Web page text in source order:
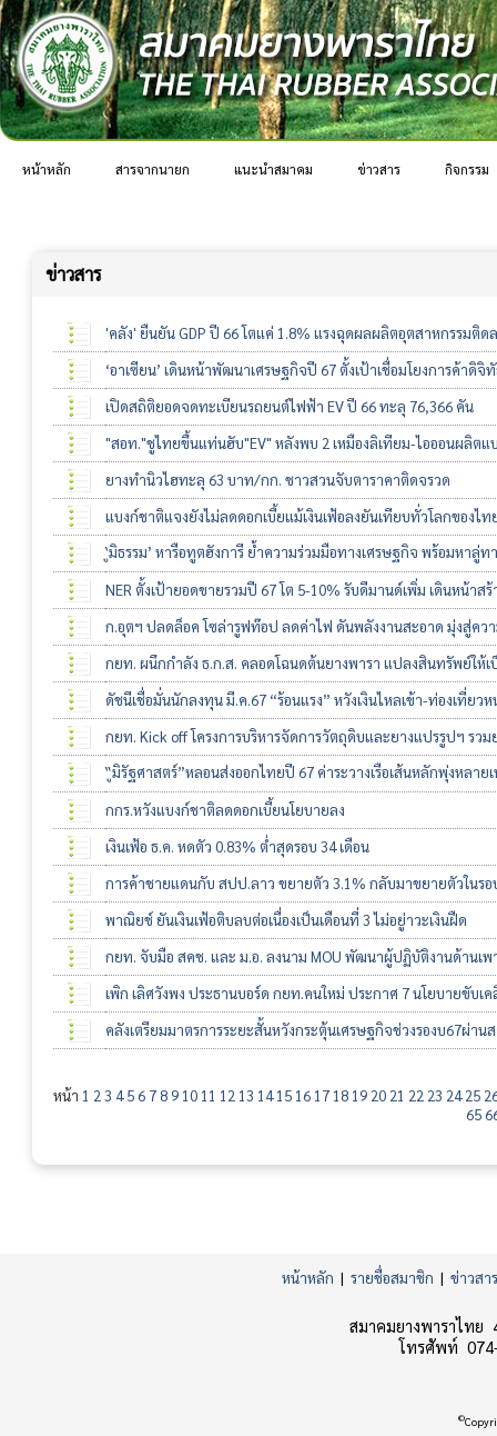
หน้าหลัก สารจากนายก แนะนำสมาคม ข่าวสาร กิจกรรม
ข่าวสาร
'คลัง' ยืนยัน GDP ปี 66 โตแค่ 1.8% แรงฉุดผลผลิตอุตสาหกรรมติด
‘อาเซียน’ เดินหน้าพัฒนาเศรษฐกิจปี 67 ตั้งเป้าเชื่อมโยงการค้าดิ
เปิดสถิติยอดจดทะเบียนรถยนต์ไฟฟ้า EV ปี 66 ทะลุ 76,366 คัน
"สอท."ชูไทยขึ้นแท่นฮับ"EV" หลังพบ 2 เหมืองลิเทียม-ไอออนผลิตแ
ยางทำนิวไฮทะลุ 63 บาท/กก. ชาวสวนจับตาราคาติดจรวด
แบงก์ชาติแจงยังไม่ลดดอกเบี้ยแม้เงินเฟ้อลงยันเทียบทั่วโลกของไท
‘ูมิธรรม’ หารือทูตฮังการี ย้ำความร่วมมือทางเศรษฐกิจ พร้อมหาลู่
NER ตั้งเป้ายอดขายรวมปี 67 โต 5-10% รับดีมานด์เพิ่ม เดินหน้าสร้
ก.อุตฯ ปลดล็อค โซล่ารูฟท๊อป ลดค่าไฟ ดันพลังงานสะอาด มุ่งสู่คว
กยท. ผนึกกำลัง ธ.ก.ส. คลอดโฉนดต้นยางพารา แปลงสินทรัพย์ให้
ดัชนีเชื่อมั่นนักลงทุน มี.ค.67 “ร้อนแรง” หวังเงินไหลเข้า-ท่องเที่ยวห
กยท. Kick off โครงการบริหารจัดการวัตถุดิบและยางแปรรูปฯ รว
“ูมิรัฐศาสตร์”หลอนส่งออกไทยปี 67 ค่าระวางเรือเส้นหลักพุ่งหลาย
กกร.หวังแบงก์ชาติลดดอกเบี้ยนโยบายลง
เงินเฟ้อ ธ.ค. หดตัว 0.83% ต่ำสุดรอบ 34 เดือน
การค้าชายแดนกับ สปป.ลาว ขยายตัว 3.1% กลับมาขยายตัวในรอ
พาณิยช์ ยันเงินเฟ้อติบลบต่อเนื่องเป็นเดือนที่ 3 ไม่อยู่าวะเงินฝืด
กยท. จับมือ สคช. และ ม.อ. ลงนาม MOU พัฒนาผู้ปฏิบัติงานด้านเ
เพิก เลิศวังพง ประธานบอร์ด กยท.คนใหม่ ประกาศ 7 นโยบายขับเ
คลังเตรียมมาตรการระยะสั้นหวังกระตุ้นเศรษฐกิจช่วงรองบ67ผ่าน
หน้า 1 2 3 456 78 9 10 11 12 13 1415 16 17 18 19 20 21 22 23 2425
65
หน้าหลัก | รายชื่อสมาชิก | ข่าวสาร
สมาคมยางพาราไทย
โทรศัพท์
©